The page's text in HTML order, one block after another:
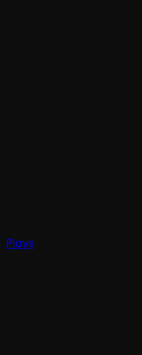
Plays